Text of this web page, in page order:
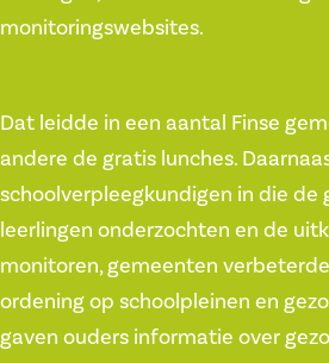
monitoringswebsites.
Dat leidde in een aantal Finse
andere de gratis lunches.
schoolverpleegkundigen in die de
leerlingen onderzochten en de
monitoren, gemeenten
ordening op schoolpleinen en
gaven ouders informatie over